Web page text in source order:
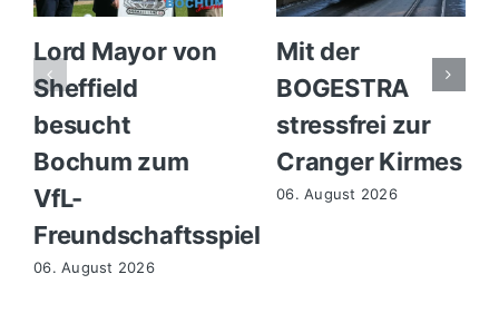
Lord Mayor von
Sheffield
besucht
Bochum zum
VfL-
Freundschaftsspiel
06. August 2026
Mit der
BOGESTRA
stressfrei zur
Cranger Kirmes
06. August 2026